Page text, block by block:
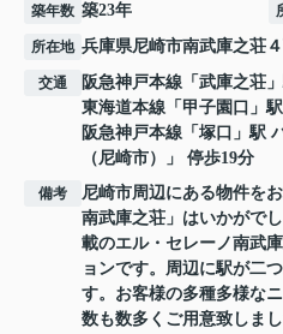
築年数 築23年
所在地 兵庫県尼崎市南武庫之荘
交通 阪急神戸本線 「 武庫之荘
東海道本線 「 甲子園口 」
阪急神戸本線 「 塚口 」駅
（尼崎市）」 停歩19分
備考
尼崎市周辺にある物件を
南武庫之荘」はいかがで
載のエル・セレーノ南武
ョンです。周辺に駅が二
す。お客様の多種多様な
数も数多くご用意致しま